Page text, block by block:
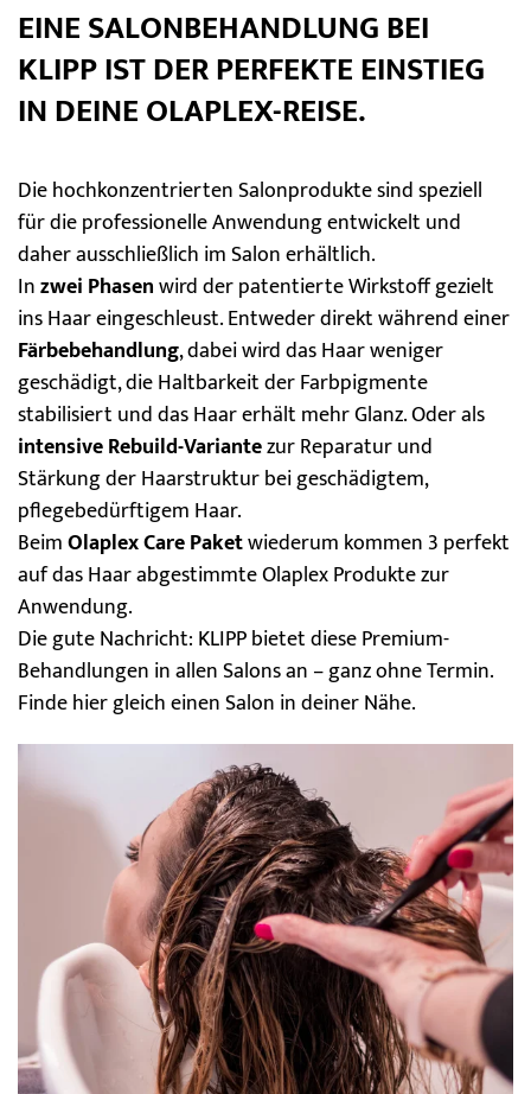
EINE SALONBEHANDLUNG BEI
KLIPP IST DER PERFEKTE EINSTIEG
IN DEINE OLAPLEX-REISE.
Die hochkonzentrierten Salonprodukte sind speziell
für die professionelle Anwendung entwickelt und
daher ausschließlich im Salon erhältlich.
Inzwei Phasenwird der patentierte Wirkstoff gezielt
ins Haar eingeschleust. Entweder direkt während einer
Färbebehandlung, dabei wird das Haar weniger
geschädigt, die Haltbarkeit der Farbpigmente
stabilisiert und das Haar erhält mehr Glanz. Oder als
intensive Rebuild-Variantezur Reparatur und
Stärkung der Haarstruktur bei geschädigtem,
pflegebedürftigem Haar.
BeimOlaplex Care Paketwiederum kommen 3 perfekt
auf das Haar abgestimmte Olaplex Produkte zur
Anwendung.
Die gute Nachricht: KLIPP bietet diese Premium-
Behandlungen in allen Salons an – ganz ohne Termin.
Finde hier gleich einenSalon in deiner Nähe.